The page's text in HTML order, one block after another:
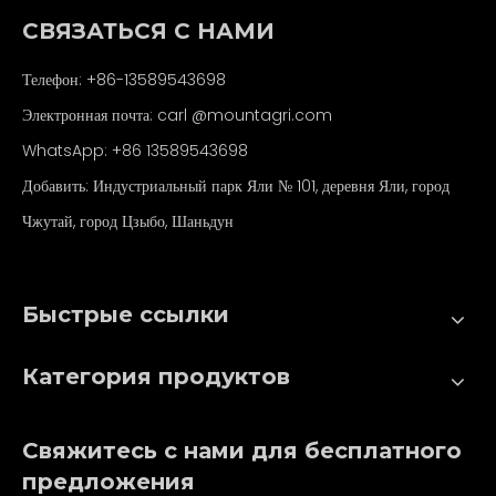
СВЯЗАТЬСЯ С НАМИ
Телефон: +86-13589543698
Электронная почта: carl @mountagri.com
WhatsApp: +86 13589543698
Добавить: Индустриальный парк Яли № 101, деревня Яли, город
Чжутай, город Цзыбо, Шаньдун
Быстрые ссылки
Категория продуктов
Свяжитесь с нами для бесплатного
предложения